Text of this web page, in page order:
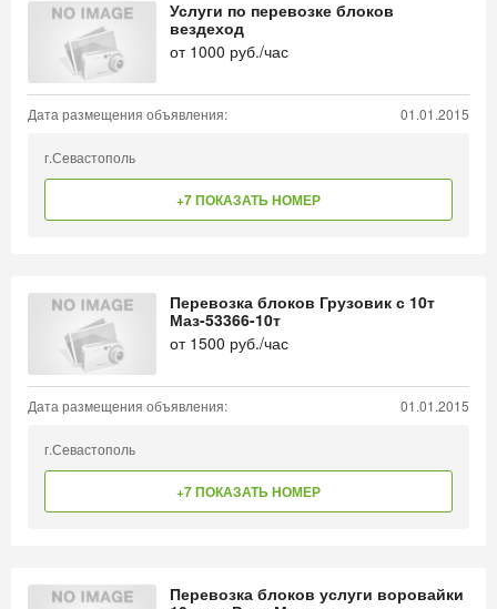
Услуги по перевозке блоков
вездеход
от 1000 руб./час
Дата размещения объявления: 01.01.2015
г.Севастополь
+7 ПОКАЗАТЬ НОМЕР
Перевозка блоков Грузовик с 10т
Маз-53366-10т
от 1500 руб./час
Дата размещения объявления: 01.01.2015
г.Севастополь
+7 ПОКАЗАТЬ НОМЕР
Перевозка блоков услуги воровайки